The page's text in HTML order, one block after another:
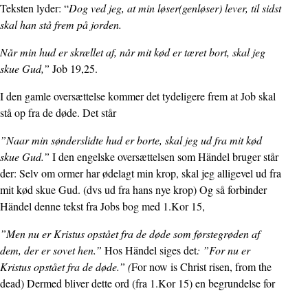
Teksten lyder: “Dog ved jeg, at min løser(genløser) lever, til sidst
skal han stå frem på jorden.
Når min hud er skrællet af, når mit kød er tæret bort, skal jeg
skue Gud,” Job 19,25.
I den gamle oversættelse kommer det tydeligere frem at Job skal
stå op fra de døde. Det står
”Naar min sønderslidte hud er borte, skal jeg ud fra mit kød
skue Gud.” I den engelske oversættelsen som Händel bruger står
der: Selv om ormer har ødelagt min krop, skal jeg alligevel ud fra
mit kød skue Gud. (dvs ud fra hans nye krop) Og så forbinder
Händel denne tekst fra Jobs bog med 1.Kor 15,
”Men nu er Kristus opstået fra de døde som førstegrøden af
dem, der er sovet hen.” Hos Händel siges det: ”For nu er
Kristus opstået fra de døde.” (For now is Christ risen, from the
dead) Dermed bliver dette ord (fra 1.Kor 15) en begrundelse for